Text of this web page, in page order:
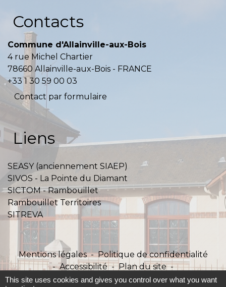
Contacts
Commune d'Allainville-aux-Bois
4 rue Michel Chartier
78660 Allainville-aux-Bois - FRANCE
+33 1 30 59 00 03
Contact par formulaire
Liens
SEASY (anciennement SIAEP)
SIVOS - La Pointe du Diamant
SICTOM - Rambouillet
Rambouillet Territoires
SITREVA
Mentions légales - Politique de confidentialité
- Accessibilité - Plan du site -
Gestion des cookies
This site uses cookies and gives you control over what you want